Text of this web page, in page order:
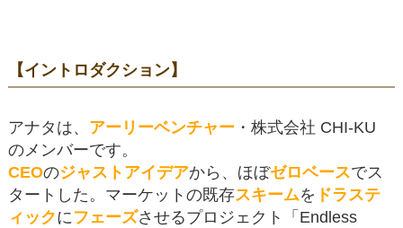
【イントロダクション】
アナタは、 アーリーベンチャー ・株式会社 CHI-KU
のメンバーです。
CEOのジャストアイデアから、ほぼゼロベースでス
タートした。マーケットの既存スキームを ドラステ
ィックにフェーズさせるプロジェクト「Endless